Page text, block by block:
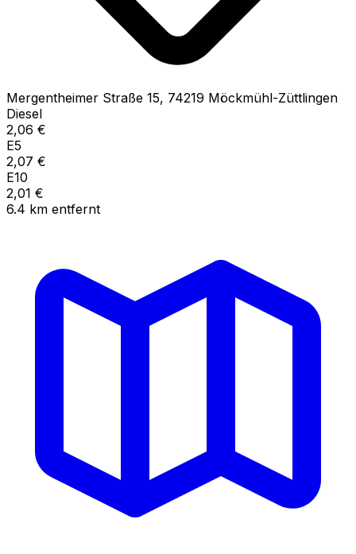
Mergentheimer Straße 15, 74219 Möckmühl-Züttlingen
Diesel
2,06 €
E5
2,07 €
E10
2,01 €
6.4 km entfernt